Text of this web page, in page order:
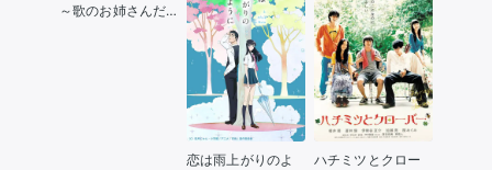
～歌のお姉さんだ
恋は雨上がりのよ
ハチミツとクロー